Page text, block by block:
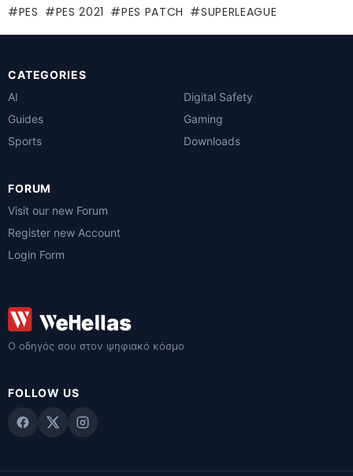
PES PES 2021 PES PATCH SUPERLEAGUE
CATEGORIES
AI
Digital Safety
Guides
Gaming
Sports
Downloads
FORUM
Visit our new Forum
Register new Account
Login Form
Ο οδηγός σου στον ψηφιακό κόσμο
FOLLOW US